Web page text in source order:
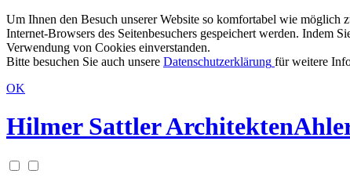
Um Ihnen den Besuch unserer Website so komfortabel wie möglich
Internet-Browsers des Seitenbesuchers gespeichert werden. Indem
Verwendung von Cookies einverstanden.
Bitte besuchen Sie auch unsere Datenschutzerklärung für weitere
OK
Hilmer Sattler Architekten